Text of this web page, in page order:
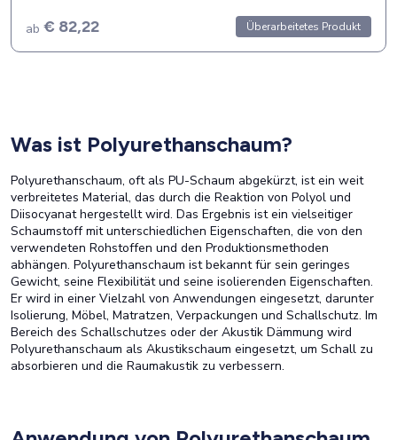
Überarbeitetes Produkt
ab € 82,22
Was ist Polyurethanschaum?
Polyurethanschaum, oft als PU-Schaum abgekürzt, ist ein weit
verbreitetes Material, das durch die Reaktion von Polyol und
Diisocyanat hergestellt wird. Das Ergebnis ist ein vielseitiger
Schaumstoff mit unterschiedlichen Eigenschaften, die von den
verwendeten Rohstoffen und den Produktionsmethoden
abhängen. Polyurethanschaum ist bekannt für sein geringes
Gewicht, seine Flexibilität und seine isolierenden Eigenschaften.
Er wird in einer Vielzahl von Anwendungen eingesetzt, darunter
Isolierung, Möbel, Matratzen, Verpackungen und Schallschutz. Im
Bereich des Schallschutzes oder der Akustik Dämmung wird
Polyurethanschaum als Akustikschaum eingesetzt, um Schall zu
absorbieren und die Raumakustik zu verbessern.